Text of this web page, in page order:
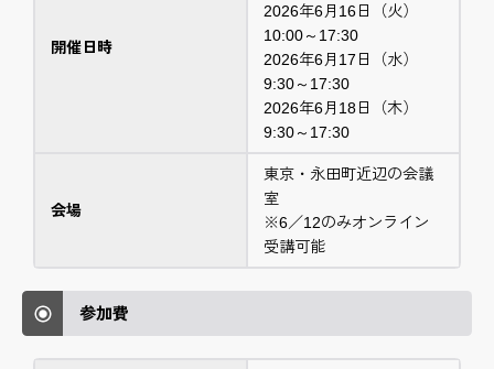
開催日時
2026年6月16日（火）
10:00～17:30
2026年6月17日（水）
9:30～17:30
2026年6月18日（木）
9:30～17:30
会場
東京・永田町近辺の会議
室
※6／12のみオンライン
受講可能
参加費